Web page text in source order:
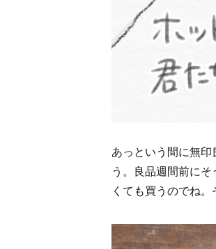
あっという間に無
う。良品週間前に
くても買うのでね